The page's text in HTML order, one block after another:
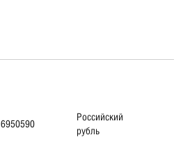
6950590
Российский
рубль